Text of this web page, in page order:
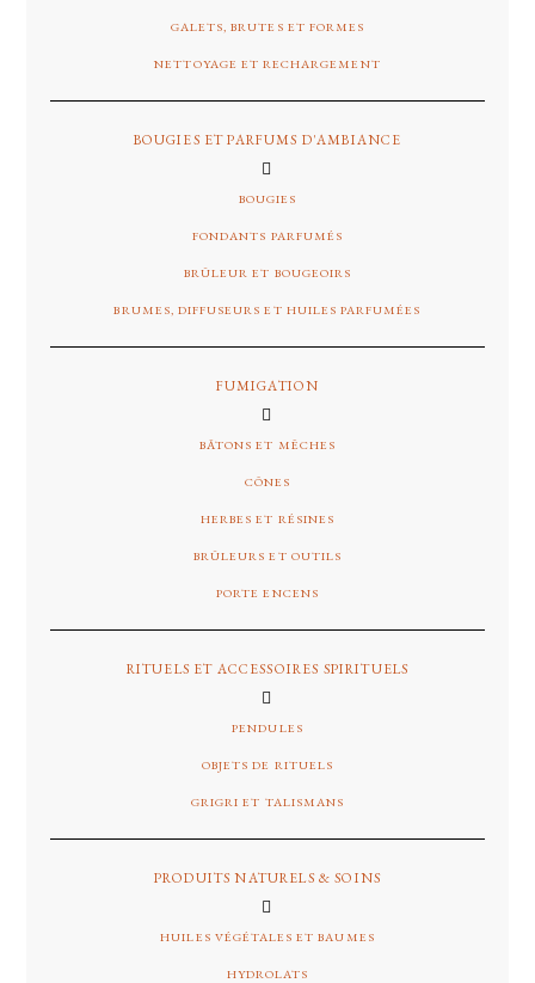
GALETS, BRUTES ET FORMES
NETTOYAGE ET RECHARGEMENT
BOUGIES ET PARFUMS D'AMBIANCE
BOUGIES
FONDANTS PARFUMÉS
BRÛLEUR ET BOUGEOIRS
BRUMES, DIFFUSEURS ET HUILES PARFUMÉES
FUMIGATION
BÂTONS ET MÊCHES
CÔNES
HERBES ET RÉSINES
BRÛLEURS ET OUTILS
PORTE ENCENS
RITUELS ET ACCESSOIRES SPIRITUELS
PENDULES
OBJETS DE RITUELS
GRIGRI ET TALISMANS
PRODUITS NATURELS & SOINS
HUILES VÉGÉTALES ET BAUMES
HYDROLATS